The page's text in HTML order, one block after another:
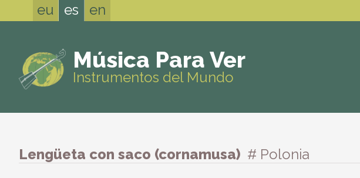
eu es en
Música Para Ver
Instrumentos del Mundo
Lengüeta con saco (cornamusa) # Polonia